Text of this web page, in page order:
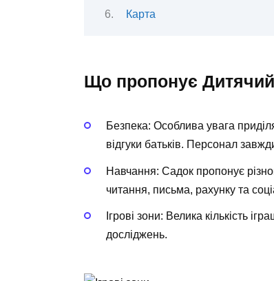
Карта
Що пропонує
Безпека: Особлива увага
відгуки батьків. Персонал
Навчання: Садок пропонує
читання, письма, рахунку та
Ігрові зони: Велика кількість
досліджень.